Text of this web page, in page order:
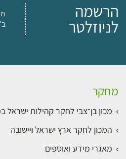
הרשמה
לניוזלטר
מחקר
מכון בן־צבי לחקר קהילות ישראל
המכון לחקר ארץ ישראל ויישובה
מאגרי מידע ואוספים